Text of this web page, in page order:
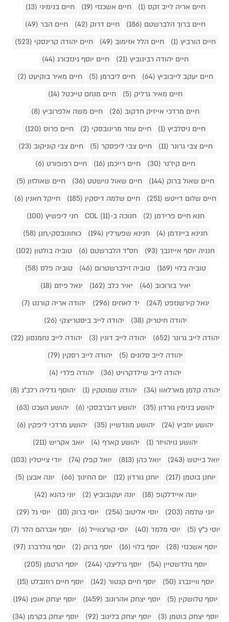
חיים אריה לייב זקס (1)
חיים אשכנזי (19)
חיים בנימיני (13)
חיים ברוך הלברשטם (186)
חיים דרוק (42)
חיים הבר (49)
חיים הורביץ (1)
חיים הלל אזימוב (49)
חיים יהודה קרינסקי (523)
חיים יהודה רבינוביץ (21)
חיים יוסף גינזבורג (44)
חיים יעקב לייבוביץ (64)
חיים ליברמן (5)
חיים מאיר בוקיעט (2)
חיים מאיר גרליק (5)
חיים מנחם טייכטל (14)
חיים מרדכי אייזיק חדקוב (26)
חיים משה אלפרוביץ (8)
חיים ניסלביץ (1)
חיים עוזר מרינובסקי (2)
חיים פרוס (120)
חיים צבי גרונר (11)
חיים צבי ליפסקר (5)
חיים צבי קוניקוב (23)
חיים קיז'נר (30)
חיים רייכמן (16)
חיים רפופורט (6)
חיים שאול ברוק (144)
חיים שאול נוישטט (36)
חיים שאולזון (5)
חיים שלום דייטש (251)
חיים שלמה דיסקין (185)
חייקל חאנין (6)
חנא חיים פרידמן (2)
חנוכה ב-COL (11)
חני ליפשיץ (100)
חנינא ביינדמן (4)
חנינא שפערלין (194)
כוחונובסקי,חנן (58)
חנניה יוסף אייזנבך (93)
חס"ד הלברשטם (6)
טוביה בולטון (102)
טוביה בלוי (169)
טוביה זילברשטרום (46)
טוביה פלס (58)
יאיר בורוכוב (46)
יאיר כלב (162)
יגאל פיזם (18)
יגאל קירשנזפט (247)
יד לאחים (296)
יהודה אריה קורנט (7)
יהודה חיטריק (38)
יהודה לייב ביסטריצקי (26)
יהודה לייב גרונר (652)
יהודה לייב דונין (3)
יהודה לייב נחמנסון (22)
יהודה לייב סלונים (5)
יהודה לייב רסקין (79)
יהודה לייב שילדקרויט (36)
יהודה פלדי (4)
יהודה קלמן מארלאוו (34)
יהודה שמוטקין (1)
יהוסף גדליה רלב"ג (8)
יהושע בנימין גורדון (35)
יהושע דוברבסקי (6)
יהושע העכט (63)
יהושע יוזביץ (24)
יהושע מונדשיין (35)
יהושע מרדכי ליפקין (6)
יהושע נויהויזר (1)
יהושע קארף (4)
יואב אקריש (211)
יואל בייטש (243)
יואל כהן (813) יואל קפלן (74)
יודי צייטלין (103)
יוחנן בוטמן (217)
יוחנן גורדון (12) יום החינוך (66)
יונה אבצן (5)
יונה איידלקופ (18)
יונה יעקובוביץ (2)
יוני כהנא (42)
יוני שלמה (203)
יוסי אליטוב (254) יוסי ברוק (10)
יוסי גל (29)
יוסי כ"ץ (5)
יוסי מלמד (40) יוסי קורצווייל (6)
יוסף אברהם הלר (7)
יוסף אשכנזי (28)
יוסף בלוי (16) יוסף ברוק (2)
יוסף גולדברג (97)
יוסף גולדשטיין (54)
יוסף גרליצקי (244)
יוסף הרטמן (205)
יוסף וויינברג (50)
יוסף חיים קנטור (142)
יוסף חיים רוזנבלט (15)
יוסף טלושקין (5)
יוסף יצחק אהרונוב (1459)
יוסף יצחק אופן (194)
יוסף יצחק בוטמן (3)
יוסף יצחק בלינוב (92)
יוסף יצחק בקרמן (34)